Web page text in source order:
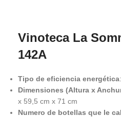
Vinoteca La
142A
Tipo de eficiencia energética
Dimensiones (Altura x
x 59,5 cm x 71 cm
Numero de botellas que le